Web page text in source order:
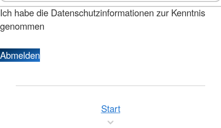
Ich habe die Datenschutzinformationen zur Kenntnis
genommen
Abmelden
Start